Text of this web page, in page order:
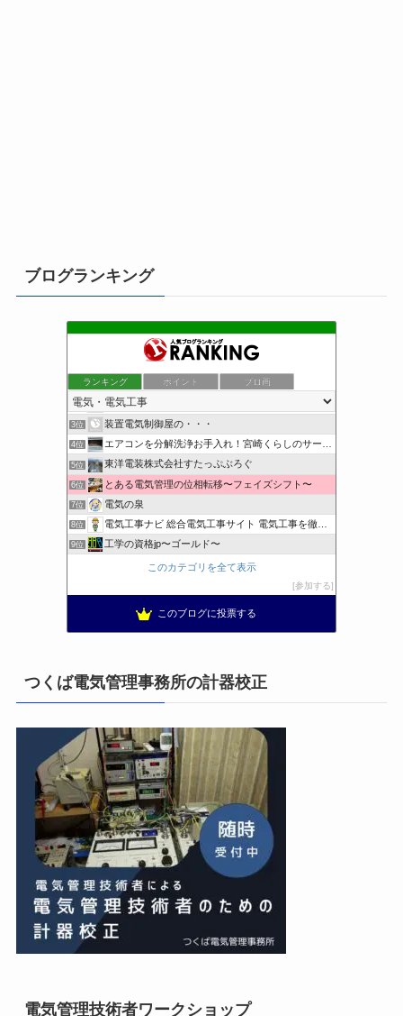
ブログランキング
ランキング ポイント ブロ画
小さな引越し屋と電気工事屋の奮闘記
2位 クリーンライフ始めまして
3位 装置電気制御屋の・・・
4位 エアコンを分解洗浄お手入れ！宮崎くらしのサービス
5位 東洋電装株式会社すたっぷぶろぐ
6位 とある電気管理の位相転移〜フェイズシフト〜
7位 電気の泉
8位 電気工事ナビ 総合電気工事サイト 電気工事を徹底解説
9位 工学の資格jp〜ゴールド〜
日置空調 | エアコン取付 鹿児島 | 鹿児島のエアコン工事
太陽光発電で、第二の年金.JP茨城県鹿嶋市赤嶺電研企画ブログ
このカテゴリを全て表示
参加する
このブログに投票する
つくば電気管理事務所の計器校正
電気管理技術者ワークショップ